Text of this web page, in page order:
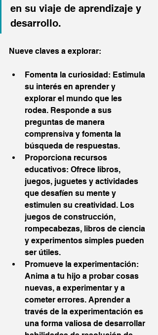
en su viaje de aprendizaje y
desarrollo.
Nueve claves a explorar:
Fomenta la curiosidad: Estimula
su interés en aprender y
explorar el mundo que les
rodea. Responde a sus
preguntas de manera
comprensiva y fomenta la
búsqueda de respuestas.
Proporciona recursos
educativos: Ofrece libros,
juegos, juguetes y actividades
que desafíen su mente y
estimulen su creatividad. Los
juegos de construcción,
rompecabezas, libros de ciencia
y experimentos simples pueden
ser útiles.
Promueve la experimentación:
Anima a tu hijo a probar cosas
nuevas, a experimentar y a
cometer errores. Aprender a
través de la experimentación es
una forma valiosa de desarrollar